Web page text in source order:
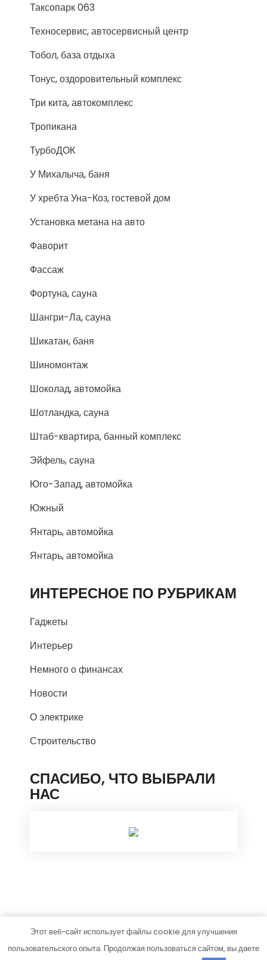
Таксопарк 063
Техносервис, автосервисный центр
Тобол, база отдыха
Тонус, оздоровительный комплекс
Три кита, автокомплекс
Тропикана
ТурбоДОК
У Михалыча, баня
У хребта Уна-Коз, гостевой дом
Установка метана на авто
Фаворит
Фассаж
Фортуна, сауна
Шангри-Ла, сауна
Шикатан, баня
Шиномонтаж
Шоколад, автомойка
Шотландка, сауна
Штаб-квартира, банный комплекс
Эйфель, сауна
Юго-Запад, автомойка
Южный
Янтарь, автомойка
Янтарь, автомойка
ИНТЕРЕСНОЕ ПО РУБРИКАМ
Гаджеты
Интерьер
Немного о финансах
Новости
О электрике
Строительство
СПАСИБО, ЧТО ВЫБРАЛИ
НАС
homesstroy.ru
Этот веб-сайт использует файлы cookie для улучшения
пользовательского опыта. Продолжая пользоваться сайтом, вы даете